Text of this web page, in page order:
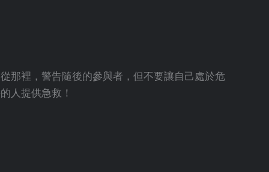
那裡，警告隨後的參與者，但不要讓自己處於危
人提供急救！